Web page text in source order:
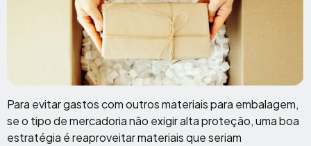
Para evitar gastos com outros materiais para embalagem,
se o tipo de mercadoria não exigir alta proteção, uma boa
estratégia é reaproveitar materiais que seriam